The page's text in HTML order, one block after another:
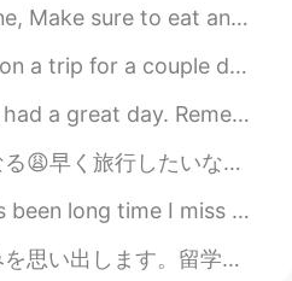
2021.12.17 23:34
2021.09.19 14:20
いです！😊
plenty. Hope you all have a good day!! If you are ...
and won’t have phone service :( but I’ll try to a...
even if today was hard, tomorrow the sun will rise o...
リッパを持って行く。別に潔癖症じゃないけどビジネスホテルのスリッパは1回を使って捨てるスリッパじゃ...
all 😻 If you have any questions you can leave it ...
気が違います。 沖縄の夜が大好きです!「千ベロ」という1000¥で酔っ払うの活動が超楽しかったです!🍻 ...